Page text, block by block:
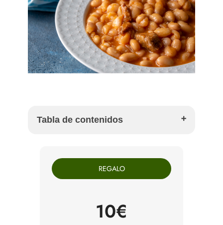
Tabla de contenidos
repeladas
Ingredientes para 2 raciones
Cómo hacer secreto de cerdo con habitas
Variaciones sencillas con verduras de temporada
REGALO
10€